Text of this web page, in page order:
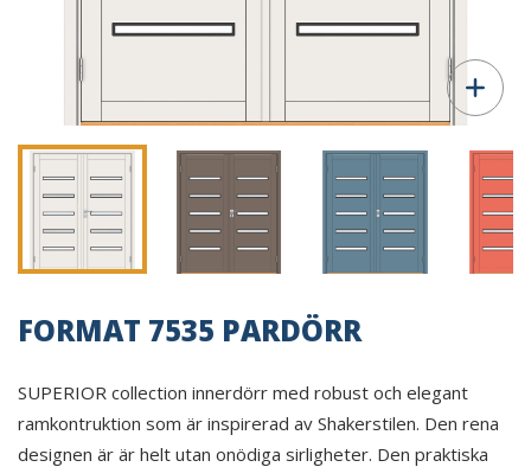
FORMAT 7535 PARDÖRR
SUPERIOR collection innerdörr med robust och elegant
ramkontruktion som är inspirerad av Shakerstilen. Den rena
designen är är helt utan onödiga sirligheter. Den praktiska